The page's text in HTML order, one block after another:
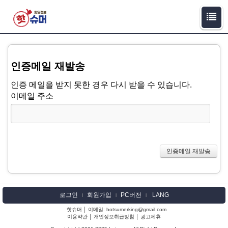
인증메일 재발송
인증 메일을 받지 못한 경우 다시 받을 수 있습니다.
이메일 주소
로그인 l 회원가입 l PC버전 l LANG
핫슈머 │ 이메일: hotsumerking@gmail.com
이용약관
개인정보취급방침 광고제휴